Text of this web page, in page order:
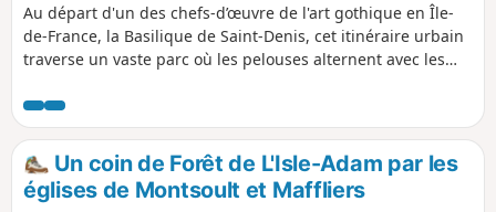
Au départ d'un des chefs-d’œuvre de l'art gothique en Île-
de-France, la Basilique de Saint-Denis, cet itinéraire urbain
traverse un vaste parc où les pelouses alternent avec les
mémorielle est présente dans la commune du Bourget qui
fut le théâtre d'âpres combats en 1870-1871.
Un coin de Forêt de L'Isle-Adam par les
églises de Montsoult et Maffliers